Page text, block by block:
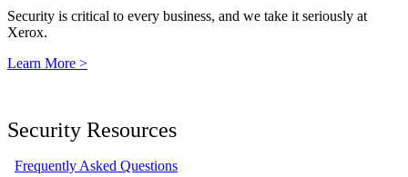
Security is critical to every business, and we take it seriously at
Xerox.
Learn More >
Security Resources
Frequently Asked Questions